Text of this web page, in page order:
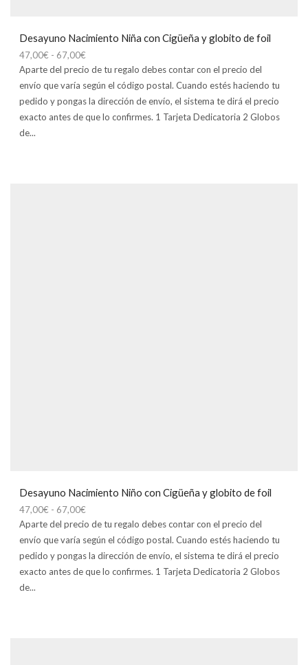
Desayuno Nacimiento Niña con Cigüeña y globito de foil
47,00€ - 67,00€
de
precios:
desde
47,00€
hasta
Aparte del precio de tu regalo debes contar con el precio del
envío que varía según el código postal. Cuando estés haciendo tu
pedido y pongas la dirección de envío, el sistema te dirá el precio
exacto antes de que lo confirmes. 1 Tarjeta Dedicatoria 2 Globos
de...
Desayuno Nacimiento Niño con Cigüeña y globito de foil
47,00€ - 67,00€
de
precios:
desde
47,00€
hasta
Aparte del precio de tu regalo debes contar con el precio del
envío que varía según el código postal. Cuando estés haciendo tu
pedido y pongas la dirección de envío, el sistema te dirá el precio
exacto antes de que lo confirmes. 1 Tarjeta Dedicatoria 2 Globos
de...